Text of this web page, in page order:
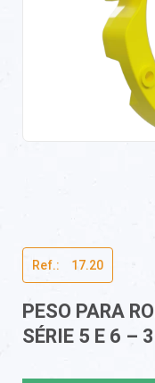
Ref.:ﾠ17.20
PESO PARA
SÉRIE 5 E 6 –